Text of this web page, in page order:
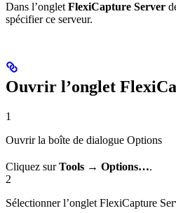
Dans l’onglet FlexiCapture Server
spécifier ce serveur.
Ouvrir l’onglet
1
Ouvrir la boîte de dialogue Options
Cliquez surTools → Options….
2
Sélectionner l’onglet FlexiCapture